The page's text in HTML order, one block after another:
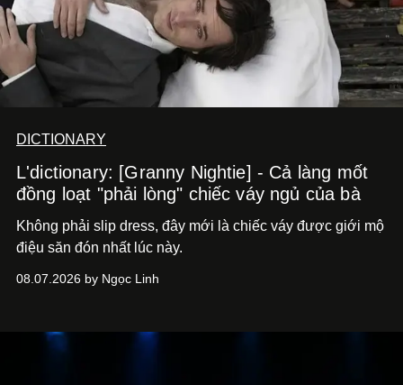
DICTIONARY
L'dictionary: [Granny Nightie] - Cả làng mốt
đồng loạt "phải lòng" chiếc váy ngủ của bà
Không phải slip dress, đây mới là chiếc váy được giới mộ
điệu săn đón nhất lúc này.
08.07.2026 by Ngọc Linh